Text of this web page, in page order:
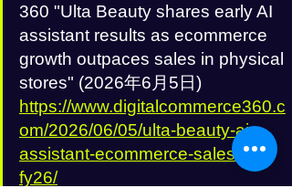
360 "Ulta Beauty shares early AI
assistant results as ecommerce
growth outpaces sales in physical
stores" (2026年6月5日)
https://www.digitalcommerce360.c
om/2026/06/05/ulta-beauty-ai-
assistant-ecommerce-sales-q1-
fy26/